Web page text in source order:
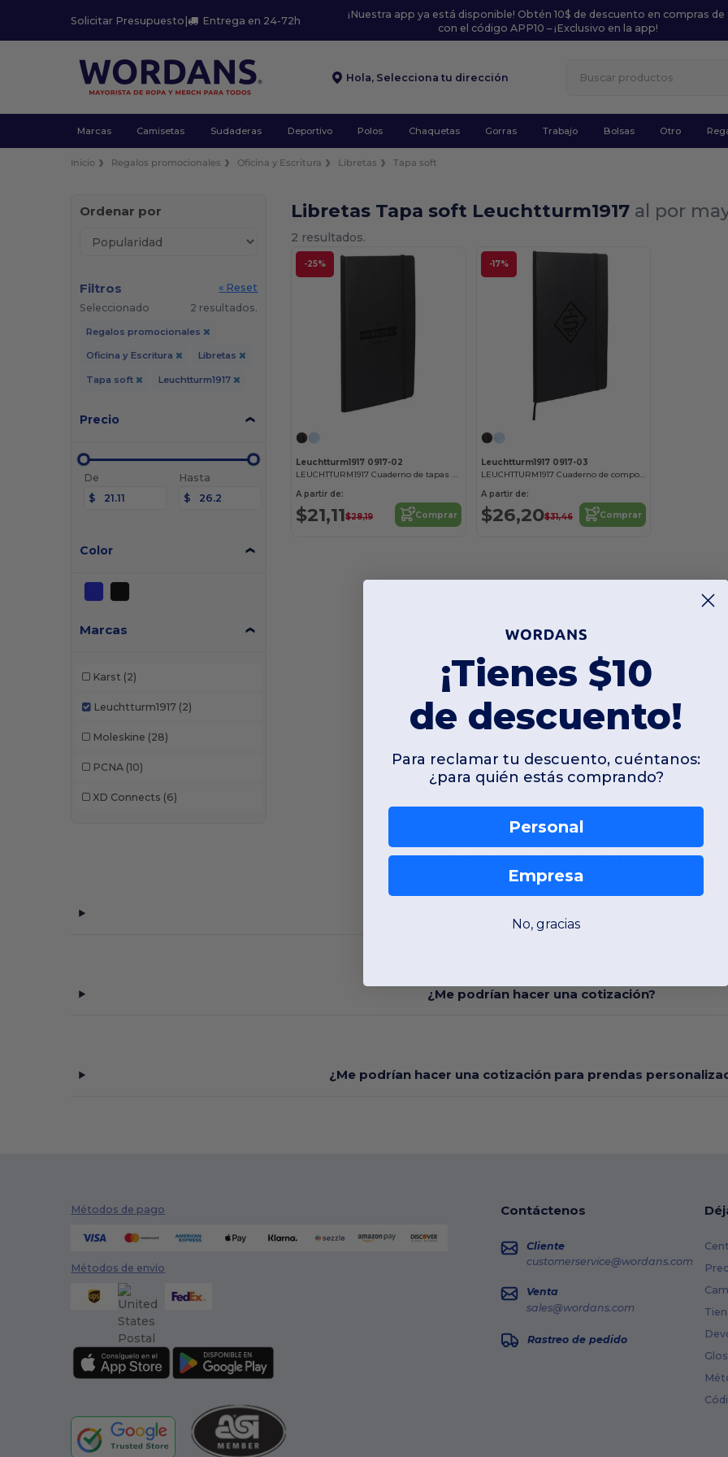
Solicitar Presupuesto | Entrega en 24-72h
¡Nuestra app ya está disponible! Obtén 10$ de descuento en compras
con el código APP10 – ¡Exclusivo en la app!
Hola, Selecciona tu dirección
Marcas Camisetas Sudaderas Deportivo Polos Chaquetas Gorras Trabajo Bolsas Otro
Inicio Regalos promocionales Oficina y Escritura Libretas Tapa soft
Ordenar por
Filtros
« Reset
Seleccionado
2 resultados.
Regalos promocionales
Oficina y Escritura Libretas
Tapa soft Leuchtturm1917
Precio
De
$
Hasta
$
Color
Marcas
Karst (2)
Leuchtturm1917 (2)
Moleskine (28)
PCNA (10)
XD Connects (6)
Libretas Tapa soft Leuchtturm1917 al por
2 resultados.
-25%
Leuchtturm1917 0917-02
LEUCHTTURM1917 Cuaderno de tapas blandas de 5,75" x 8,25
A partir de:
$21,11$28,19 Comprar
-17%
Leuchtturm1917 0917-03
LEUCHTTURM1917 Cuaderno de composición blando de 7" x 10
A partir de:
$26,20$31,46 Comprar
Preguntas frecuentes
¿Me podrían hacer una cotización?
¿Me podrían hacer una cotización para prendas
Métodos de pago
Métodos de envío
Contáctenos
Cliente
customerservice@wordans.com
Venta
sales@wordans.com
Rastreo de pedido
¡Tienes $10
de descuento!
Para reclamar tu descuento, cuéntanos:
¿para quién estás comprando?
Personal
Empresa
No, gracias